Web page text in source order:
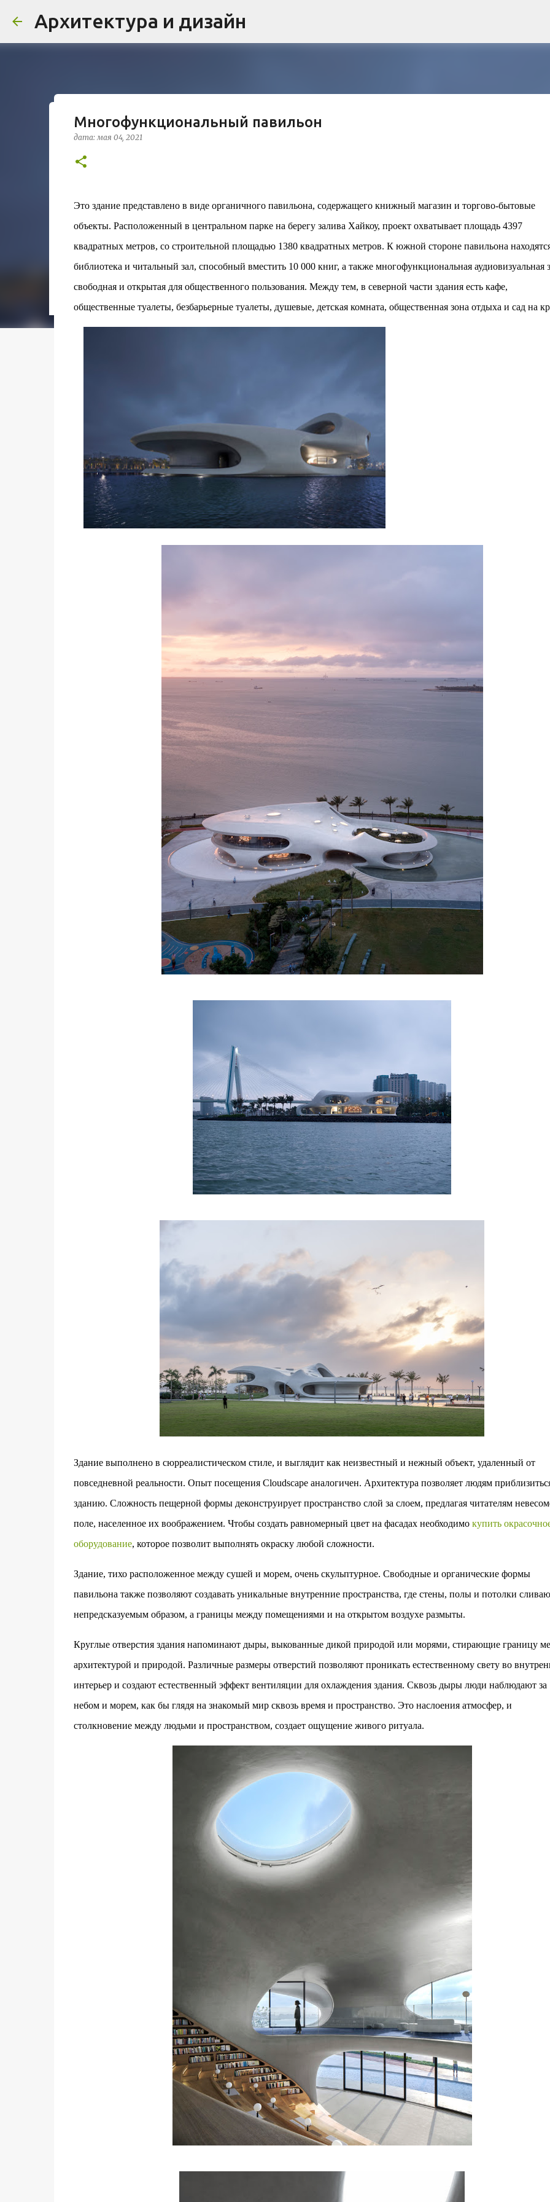
Архитектура и дизайн
Проект дома в стиле модерна и современной биомимикрии
Жардена»
дата:
бюро Vincent Callebaut Architectures. Проект, расположенный на территории бывшей пехотной школы
районе Cité Créative, стал примером гармоничной интеграции современной архитектуры в
контекст. Комплекс состоит из двух объектов: «Théia» (75 квартир, из которых 17 — социального
назначения, общая площадь 5 364 м²) и «Opale & Sens» (38 квартир, включая 11 доступных, площадь 2 845
В общей сложности 113 жилых единиц спроектированы с учетом строгих норм пожарной безопасности,
принципов биоразнообразия и социальной инклюзивности. Успех проекта был подтвержден победой
городском конкурсе 2021 года и получением престижной награды «Серебряная пирамида глобального
качества» от Федерации застройщиков Окситании в 2024 году. Концепция «Jardins Secrets» — это
современный средиземноморский манифест. Архитекторы стремились объединить память о военном
Многофункциональный павильон
дата:мая 04, 2021
Это здание представлено в виде органичного павильона, содержащего книжный магазин и торгово-бытовые
объекты. Расположенный в центральном парке на ‎‎берегу залива Хайкоу,‎‎ проект охватывает площадь 4397
квадратных метров, со строительной площадью 1380 квадратных метров. К южной стороне павильона
библиотека и читальный зал, способный вместить 10 000 книг, а также многофункциональная аудиовизуальная
свободная и открытая для общественного пользования. Между тем, в северной части здания есть кафе,
общественные туалеты, безбарьерные туалеты, душевые, детская комната, общественная зона отдыха и сад на
Здание выполнено в сюрреалистическом стиле, и выглядит как неизвестный и нежный объект, удаленный от
повседневной реальности. Опыт посещения Cloudscape аналогичен. Архитектура позволяет людям
зданию. Сложность пещерной формы деконструирует пространство слой за слоем, предлагая читателям
поле, населенное их воображением.‎ Чтобы создать равномерный цвет на фасадах необходимо купить
оборудование, которое позволит выполнять окраску любой сложности.
‎Здание, тихо расположенное между сушей и морем, очень скульптурное. Свободные и органические формы
павильона также позволяют создавать уникальные внутренние пространства, где стены, полы и потолки
непредсказуемым образом, а границы между помещениями и на открытом воздухе размыты.‎
‎Круглые отверстия здания напоминают дыры, выкованные дикой природой или морями, стирающие границу
архитектурой и природой. Различные размеры отверстий позволяют проникать естественному свету во
интерьер и создают естественный эффект вентиляции для охлаждения ‎‎здания. Сквозь дыры люди наблюдают за
небом и морем, как бы глядя на знакомый мир сквозь время и пространство. Это наслоения атмосфер, и
столкновение между людьми и пространством, создает ощущение живого ритуала.‎